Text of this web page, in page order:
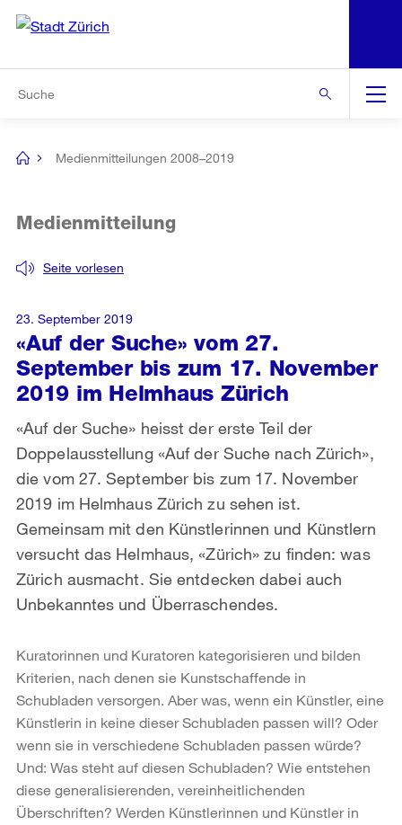
Navigation
[no
Medienmitteilungen 2008–2019
«Auf der Suche» vom 27.
September bis zum 17. November
2019 im Helmhaus Zürich
Seite vorlesen
Medienmitteilung
«Auf der Suche» heisst der erste Teil der
Doppelausstellung «Auf der Suche nach Zürich»,
die vom 27. September bis zum 17. November
2019 im Helmhaus Zürich zu sehen ist.
Gemeinsam mit den Künstlerinnen und Künstlern
versucht das Helmhaus, «Zürich» zu finden: was
Zürich ausmacht. Sie entdecken dabei auch
Unbekanntes und Überraschendes.
23. September 2019
Kuratorinnen und Kuratoren kategorisieren und bilden
Kriterien, nach denen sie Kunstschaffende in
Schubladen versorgen. Aber was, wenn ein Künstler, eine
Künstlerin in keine dieser Schubladen passen will? Oder
wenn sie in verschiedene Schubladen passen würde?
Und: Was steht auf diesen Schubladen? Wie entstehen
diese generalisierenden, vereinheitlichenden
Überschriften? Werden Künstlerinnen und Künstler in